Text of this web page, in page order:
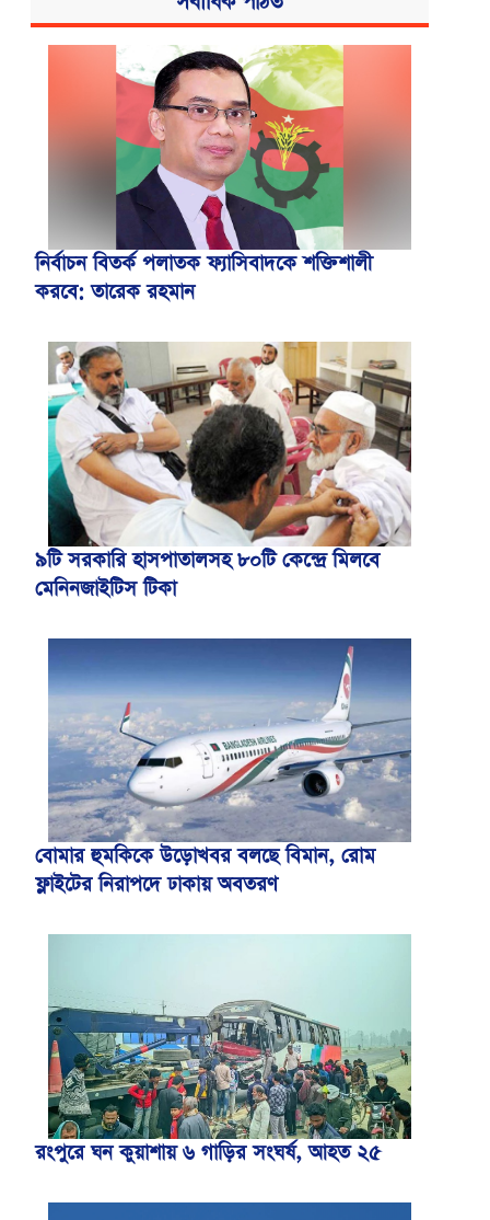
নির্বাচন বিতর্ক পলাতক ফ্যাসিবাদকে শক্তিশালী
করবে: তারেক রহমান
৯টি সরকারি হাসপাতালসহ ৮০টি কেন্দ্রে মিলবে
মেনিনজাইটিস টিকা
বোমার হুমকিকে উড়োখবর বলছে বিমান, রোম
ফ্লাইটের নিরাপদে ঢাকায় অবতরণ
রংপুরে ঘন কুয়াশায় ৬ গাড়ির সংঘর্ষ, আহত ২৫